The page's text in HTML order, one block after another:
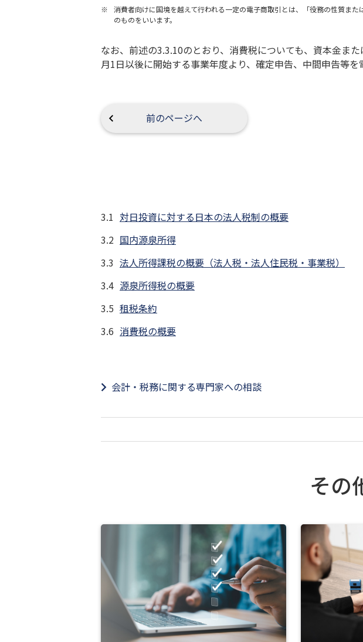
※
消費者向けに国境を越えて行われる一定の電子商取引とは、「役務の性質ま
のものをいいます。
なお、前述の3.3.10のとおり、消費税についても、資本金ま
月1日以後に開始する事業年度より、確定申告、中間申告等
前のページへ
3.1 対日投資に対する日本の法人税制の概要
3.2 国内源泉所得
3.3 法人所得課税の概要（法人税・法人住民税・事業税）
3.4 源泉所得税の概要
3.5 租税条約
3.6 消費税の概要
会計・税務に関する専門家への相談
その